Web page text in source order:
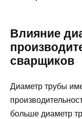
Влияние
сварщиков
Диаметр трубы
больше диаметр